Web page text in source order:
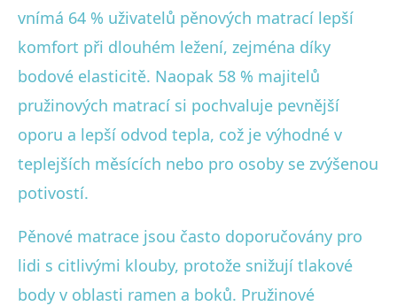
vnímá 64 % uživatelů pěnových matrací lepší
komfort při dlouhém ležení, zejména díky
bodové elasticitě. Naopak 58 % majitelů
pružinových matrací si pochvaluje pevnější
oporu a lepší odvod tepla, což je výhodné v
teplejších měsících nebo pro osoby se zvýšenou
potivostí.
Pěnové matrace jsou často doporučovány pro
lidi s citlivými klouby, protože snižují tlakové
body v oblasti ramen a boků. Pružinové